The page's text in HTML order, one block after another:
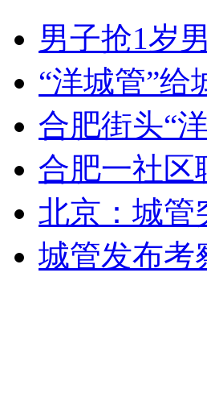
山西运城恶犬咬伤多人 警民
女孩北京地铁殴打老人 痛下
无痛分娩是否安全 医生回应
外交部：反对强权政治霸凌
男子抢1岁
“洋城管”给
合肥街头“
合肥一社区
北京：城管
城管发布考